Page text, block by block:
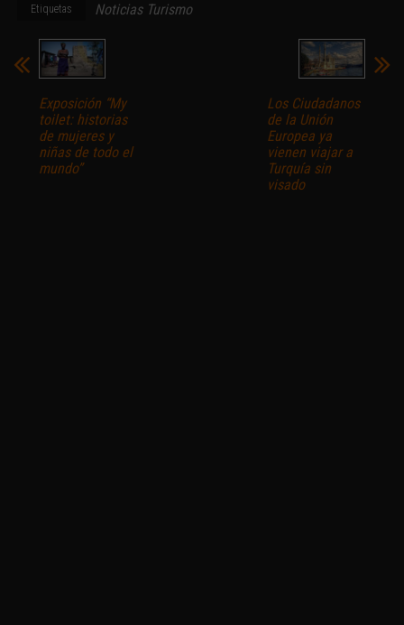
Etiquetas Noticias Turismo
Exposición “My
toilet: historias
de mujeres y
niñas de todo el
mundo”
Los Ciudadanos
de la Unión
Europea ya
vienen viajar a
Turquía sin
visado